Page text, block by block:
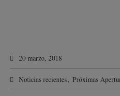
20 marzo, 2018
Noticias recientes, Próximas